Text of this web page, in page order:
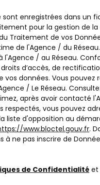
enregistrées dans un
pour la gestion de
Traitement de vos
de l'Agence / du
/ au Réseau.
d’accès, de
vos données. Vous
/ Le Réseau.
après avoir contacté
respectés, vous pouvez
liste d'opposition au
www.bloctel.gouv.fr.
à ne pas inscrire de
de Confidentialité et